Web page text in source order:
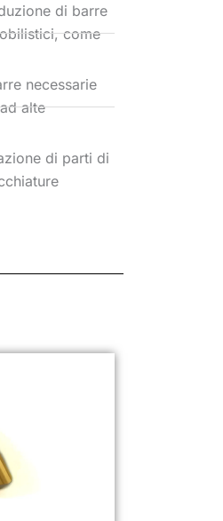
di barre
come
necessarie
alte
di parti di